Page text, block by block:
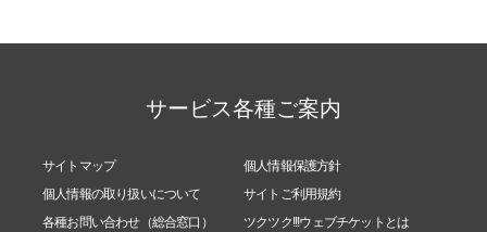
んでいくために、ホメオパスコミュニティの存在を
に「心強い」と言うことを超えた価値があるからで
す。
サービス各種ご案内
サイトマップ
個人情報保護方針
個人情報の取り扱いについて
サイトご利用規約
各種お問い合わせ（総合窓口）
ツクツク!!!ウェブチケットとは